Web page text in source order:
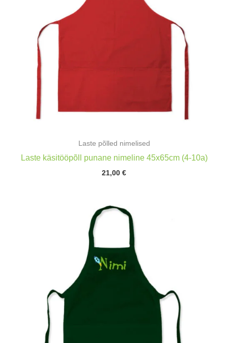
Laste põlled nimelised
Laste käsitööpõll punane nimeline 45x65cm (4-10a)
21,00 €